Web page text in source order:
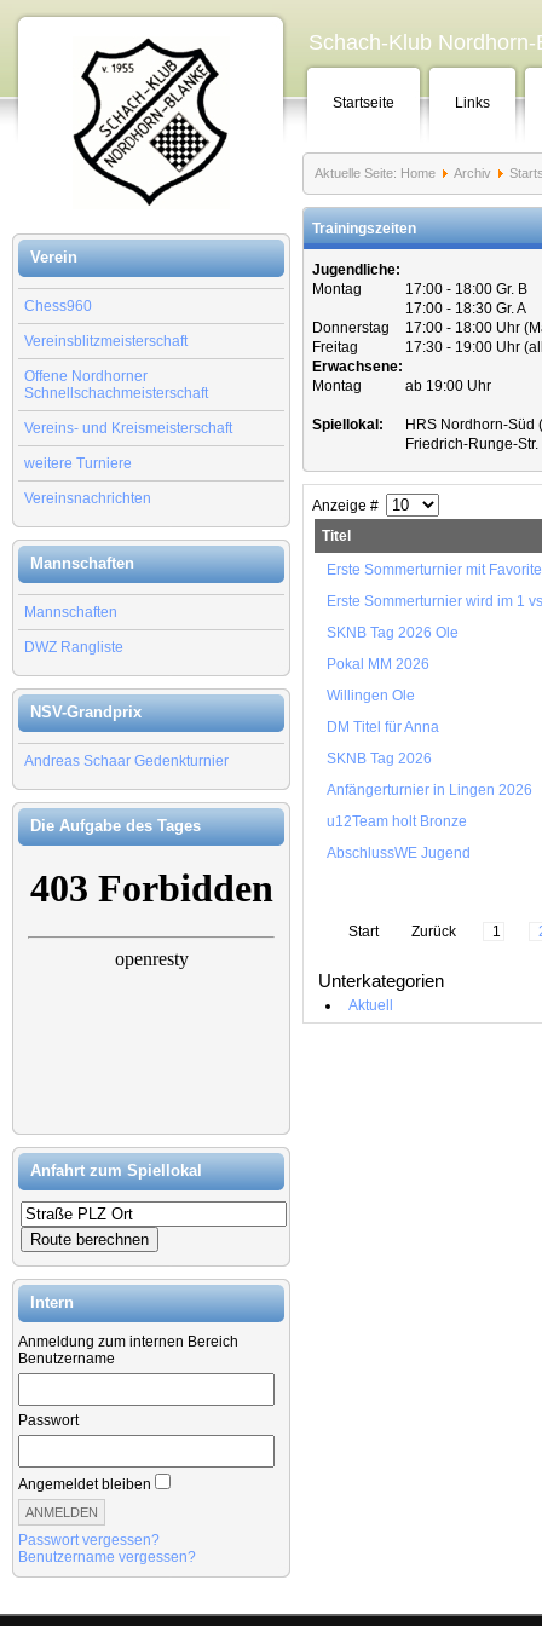
Verein
Chess960
Vereinsblitzmeisterschaft
Offene Nordhorner
Schnellschachmeisterschaft
Vereins- und Kreismeisterschaft
weitere Turniere
Vereinsnachrichten
Mannschaften
Mannschaften
DWZ Rangliste
NSV-Grandprix
Andreas Schaar Gedenkturnier
Die Aufgabe des Tages
Anfahrt zum Spiellokal
Intern
Anmeldung zum internen Bereich
Benutzername
Passwort
Angemeldet bleiben
Passwort vergessen?
Benutzername vergessen?
Schach-Klub
Startseite Links
Aktuelle Seite: Home Archiv
Trainingszeiten
Jugendliche:
Montag
17:00 - 18:00 Gr. B
17:00 - 18:30 Gr. A
Donnerstag
17:00 - 18:00 Uhr
Freitag
17:30 - 19:00 Uhr
Erwachsene:
Montag
ab 19:00 Uhr
Spiellokal:
HRS Nordhorn-Süd
Friedrich-Runge-
Anzeige #
Titel
Erste Sommerturnier mit
Erste Sommerturnier wird im 1
SKNB Tag 2026 Ole
Pokal MM 2026
Willingen Ole
DM Titel für Anna
SKNB Tag 2026
Anfängerturnier in Lingen 2026
u12Team holt Bronze
AbschlussWE Jugend
Start Zurück 1
Unterkategorien
Aktuell